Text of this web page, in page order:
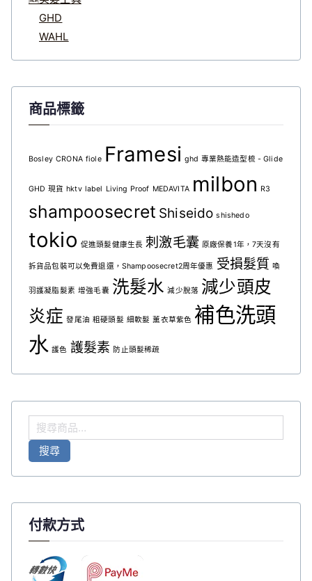
GHD
WAHL
商品標籤
Bosley CRONA fiole Framesi ghd 專業熱能造型梳 - Glide
GHD 現貨 hktv label Living Proof MEDAVITA milbon R3
shampoosecret Shiseido shishedo
tokio 促進頭髮健康生長 刺激毛囊 原廠保養1年，7天沒有
拆貨品包裝可以免費退還，Shampoosecret2周年優惠 受損髮質 喚
羽護凝脂髮素 增強毛囊 洗髮水 減少脫落 減少頭皮
炎症 發尾油 粗硬頭髮 細軟髮 薰衣草紫色 補色洗頭
水 護色 護髮素 防止頭髮稀疏
搜
尋
搜尋
付款方式